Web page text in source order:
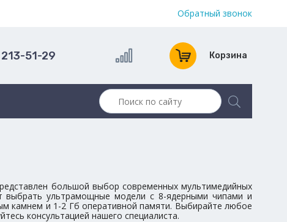
Обратный звонок
51-29 Корзина
большой выбор современных мультимедийных
выбрать ультрамощные модели с 8-ядерными чипами и
камнем и 1-2 Гб оперативной памяти. Выбирайте любое
консультацией нашего специалиста.